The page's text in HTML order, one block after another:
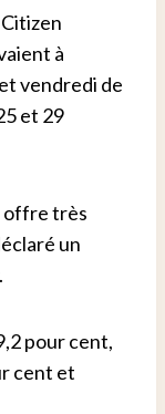
à
vendredi de
et 29
offre très
un
pour cent,
cent et